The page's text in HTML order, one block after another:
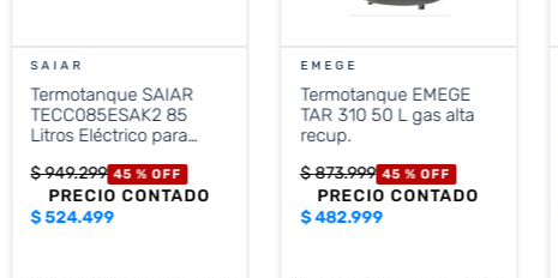
SAIAR
Termotanque SAIAR
TECC085ESAK2 85
Litros Eléctrico para
$949.299 45 % OFF
PRECIO CONTADO
$524.499
EMEGE
Termotanque EMEGE
TAR 310 50 L gas alta
recup.
$873.999 45 %OFF
PRECIO CONTADO
$482.999